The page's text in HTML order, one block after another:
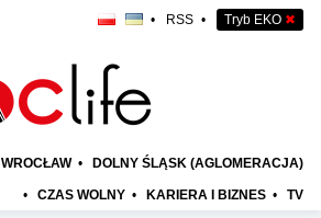
• RSS • Tryb EKO ✖
WROCŁAW • DOLNY ŚLĄSK (AGLOMERACJA)
• CZAS WOLNY • KARIERA I BIZNES • TV